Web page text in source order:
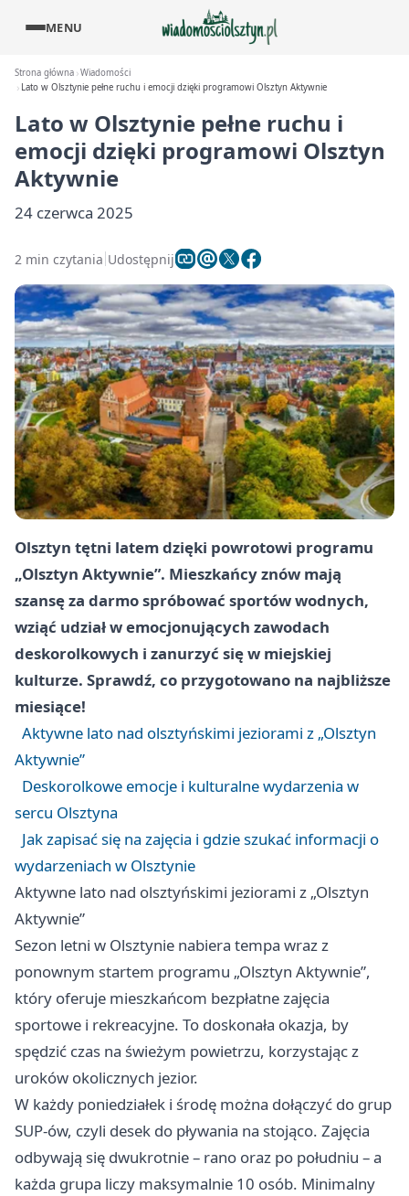
MENU
Strona główna Wiadomości
Lato w Olsztynie pełne ruchu i emocji dzięki programowi Olsztyn Aktywnie
Lato w Olsztynie pełne ruchu i
emocji dzięki programowi Olsztyn
Aktywnie
24 czerwca 2025
2 min czytania Udostępnij
Olsztyn tętni latem dzięki powrotowi programu
„Olsztyn Aktywnie”. Mieszkańcy znów mają
szansę za darmo spróbować sportów wodnych,
wziąć udział w emocjonujących zawodach
deskorolkowych i zanurzyć się w miejskiej
kulturze. Sprawdź, co przygotowano na najbliższe
miesiące!
Aktywne lato nad olsztyńskimi jeziorami z „Olsztyn
Aktywnie”
Deskorolkowe emocje i kulturalne wydarzenia w
sercu Olsztyna
Jak zapisać się na zajęcia i gdzie szukać informacji o
wydarzeniach w Olsztynie
Aktywne lato nad olsztyńskimi jeziorami z „Olsztyn
Aktywnie”
Sezon letni w Olsztynie nabiera tempa wraz z
ponownym startem programu „Olsztyn Aktywnie”,
który oferuje mieszkańcom bezpłatne zajęcia
sportowe i rekreacyjne. To doskonała okazja, by
spędzić czas na świeżym powietrzu, korzystając z
uroków okolicznych jezior.
W każdy poniedziałek i środę można dołączyć do grup
SUP-ów, czyli desek do pływania na stojąco. Zajęcia
odbywają się dwukrotnie – rano oraz po południu – a
każda grupa liczy maksymalnie 10 osób. Minimalny